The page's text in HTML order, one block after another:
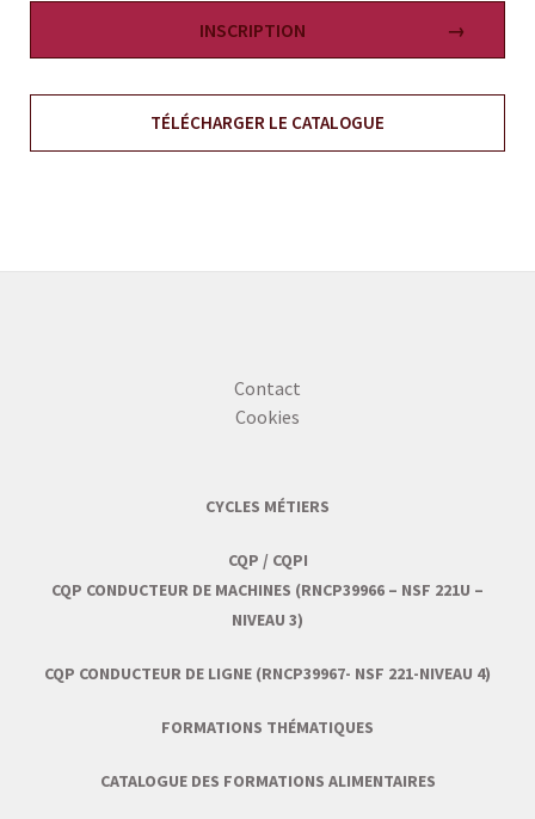
INSCRIPTION
TÉLÉCHARGER LE CATALOGUE
Contact
Cookies
CYCLES MÉTIERS
CQP / CQPI
CQP CONDUCTEUR DE MACHINES (RNCP39966 – NSF 221U –
NIVEAU 3)
CQP CONDUCTEUR DE LIGNE (RNCP39967- NSF 221-NIVEAU 4)
FORMATIONS THÉMATIQUES
CATALOGUE DES FORMATIONS ALIMENTAIRES